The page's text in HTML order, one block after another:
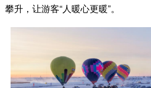
辽宁 吉林
广东 广西 海南
攀升，让游客“人暖心更暖”。